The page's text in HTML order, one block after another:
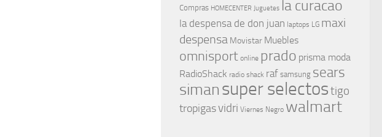
Compras HOMECENTER Juguetes la curacao
la despensa de don juan laptops LG maxi
despensa Movistar Muebles
omnisport online prado prisma moda
RadioShack radio shack raf samsung sears
simansuper selectostigo
tropigasvidri Viernes Negro walmart